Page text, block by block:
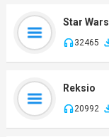
Star Wars
32465
Reksio
20992